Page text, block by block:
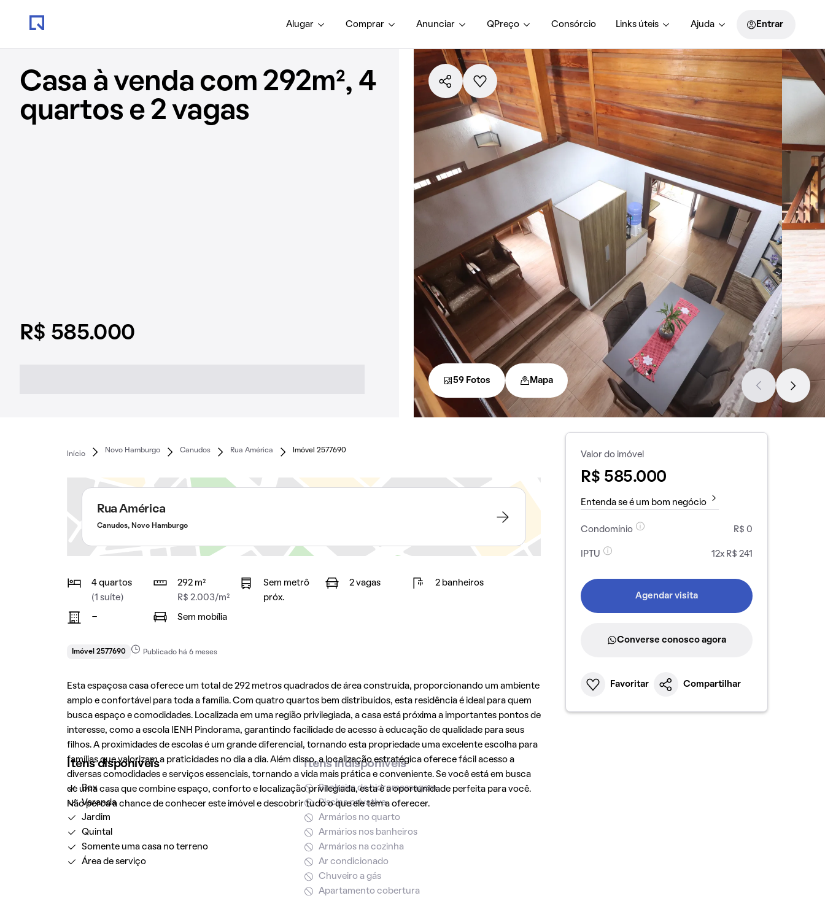
Alugar Comprar Anunciar QPreço Consórcio Links úteis Ajuda Entrar
Casa à venda com 292m², 4
quartos e 2 vagas
R$ 585.000
59 Fotos Mapa
Início
Novo Hamburgo Canudos Rua América Imóvel 2577690
Rua América
Canudos, Novo Hamburgo
4 quartos
(1 suíte)
292 m²
R$ 2.003/m²
Sem metrô
próx.
2 vagas 2 banheiros
- Sem mobília
Imóvel 2577690 Publicado há 6 meses
Esta espaçosa casa oferece um total de 292 metros quadrados de área construída, proporcionando um ambiente
amplo e confortável para toda a família. Com quatro quartos bem distribuídos, esta residência é ideal para quem
busca espaço e comodidades. Localizada em uma região privilegiada, a casa está próxima a importantes pontos de
interesse, como a escola IENH Pindorama, garantindo facilidade de acesso à educação de qualidade para seus
filhos. A proximidades de escolas é um grande diferencial, tornando esta propriedade uma excelente escolha para
famílias que valorizam a praticidades no dia a dia. Além disso, a localização estratégica oferece fácil acesso a
diversas comodidades e serviços essenciais, tornando a vida mais prática e conveniente. Se você está em busca
de uma casa que combine espaço, conforto e localização privilegiada, esta é a oportunidade perfeita para você.
Não perca a chance de conhecer este imóvel e descobrir tudo o que ele tem a oferecer.
Itens disponíveis
Box
Varanda
Jardim
Quintal
Somente uma casa no terreno
Área de serviço
Itens indisponíveis
Banheira de hidromassagem
Piscina privativa
Armários no quarto
Armários nos banheiros
Armários na cozinha
Ar condicionado
Chuveiro a gás
Apartamento cobertura
Valor do imóvel
R$ 585.000
Entenda se é um bom negócio
Condomínio R$ 0
IPTU 12x R$ 241
Agendar visita
Converse conosco agora
Favoritar Compartilhar